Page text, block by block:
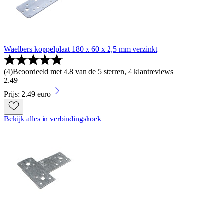
Waelbers koppelplaat 180 x 60 x 2,5 mm verzinkt
(4)Beoordeeld met 4.8 van de 5 sterren, 4 klantreviews
2.49
Prijs: 2.49 euro
Bekijk alles in verbindingshoek